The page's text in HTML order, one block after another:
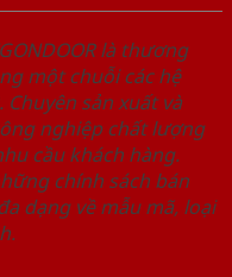
là thương
một chuỗi các hệ
Chuyên sản xuất và
nghiệp chất lượng
cầu khách hàng.
chính sách bán
dạng về mẫu mã, loại